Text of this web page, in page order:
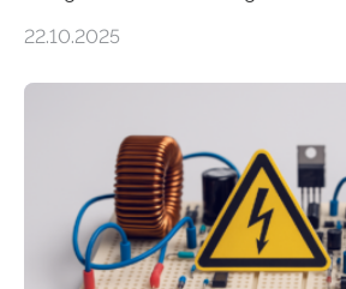
neuen EU-geförderten Transfer-
Energietechnologien werden vom
Sozialfonds Plus (ESF+) gefördert –
Gesamtsumme von mehr als zwei
Damit zählt die Hochschule zu den
Gewinnerinnen der aktuellen
Bayerischen
22.10.2025